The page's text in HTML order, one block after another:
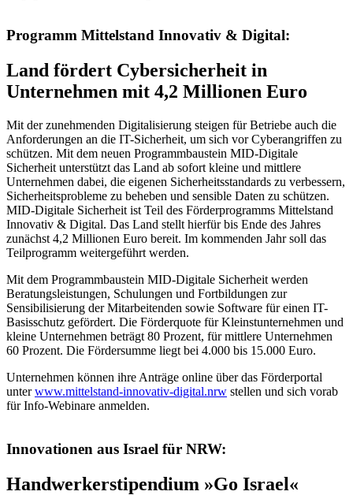
Programm Mittelstand Innovativ & Digital:
Land fördert Cybersicherheit in
Unternehmen mit 4,2 Millionen Euro
Mit der zunehmenden Digitalisierung steigen für Betriebe auch die
Anforderungen an die IT-Sicherheit, um sich vor Cyberangriffen zu
schützen. Mit dem neuen Programmbaustein MID-Digitale
Sicherheit unterstützt das Land ab sofort kleine und mittlere
Unternehmen dabei, die eigenen Sicherheitsstandards zu verbessern,
Sicherheitsprobleme zu beheben und sensible Daten zu schützen.
MID-Digitale Sicherheit ist Teil des Förderprogramms Mittelstand
Innovativ & Digital. Das Land stellt hierfür bis Ende des Jahres
zunächst 4,2 Millionen Euro bereit. Im kommenden Jahr soll das
Teilprogramm weitergeführt werden.
Mit dem Programmbaustein MID-Digitale Sicherheit werden
Beratungsleistungen, Schulungen und Fortbildungen zur
Sensibilisierung der Mitarbeitenden sowie Software für einen IT-
Basisschutz gefördert. Die Förderquote für Kleinstunternehmen und
kleine Unternehmen beträgt 80 Prozent, für mittlere Unternehmen
60 Prozent. Die Fördersumme liegt bei 4.000 bis 15.000 Euro.
Unternehmen können ihre Anträge online über das Förderportal
unterwww.mittelstand-innovativ-digital.nrw stellen und sich vorab
für Info-Webinare anmelden.
Innovationen aus Israel für NRW:
Handwerkerstipendium »Go Israel«